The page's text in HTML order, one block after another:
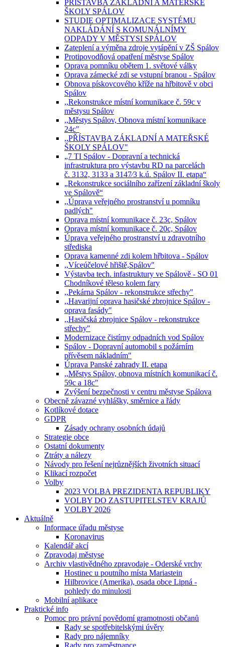
PŘÍSTAVBA ZÁKLADNÍ A MATEŘSKÉ
ŠKOLY SPÁLOV
STUDIE OPTIMALIZACE SYSTÉMU
NAKLÁDÁNÍ S KOMUNÁLNÍMY
ODPADY V MĚSTYSI SPÁLOV
Zateplení a výměna zdroje vytápění v ZŠ Spálov
Protipovodňová opatření městyse Spálov
Oprava pomníku obětem 1. světové války
Oprava zámecké zdi se vstupní branou - Spálov
Obnova pískovcového kříže na hřbitově v obci
Spálov
,,Rekonstrukce místní komunikace č. 59c v
městysu Spálov
,,Městys Spálov, Obnova místní komunikace
24c"
,,PŘÍSTAVBA ZÁKLADNÍ A MATEŘSKÉ
ŠKOLY SPÁLOV"
„7 TI Spálov - Dopravní a technická
infrastruktura pro výstavbu RD na parcelách
č. 3132, 3133 a 3147⁄3 k.ú. Spálov II. etapa“
„Rekonstrukce sociálního zařízení základní školy
ve Spálově“
,,Úprava veřejného prostranství u pomníku
padlých"
Oprava místní komunikace č. 23c, Spálov
Oprava místní komunikace č. 20c, Spálov
Úprava veřejného prostranství u zdravotního
střediska
Oprava kamenné zdi kolem hřbitova - Spálov
,,Víceúčelové hřiště,Spálov"
Výstavba tech. infastruktury ve Spálově - SO 01
Chodníkové těleso kolem fary
,,Pekárna Spálov - rekonstrukce střechy"
,,Havarijní oprava hasičské zbrojnice Spálov -
oprava fasády"
,,Hasičská zbrojnice Spálov - rekonstrukce
střechy"
Modernizace čistírny odpadních vod Spálov
Spálov - Dopravní automobil s požárním
přívěsem nákladním"
Úprava Panské zahrady II. etapa
,,Městys Spálov, obnova místních komunikací č.
59c a 18c"
Zvýšení bezpečnosti v centru městyse Spálova
Obecně závazné vyhlášky, směrnice a řády
Kotlíkové dotace
GDPR
Zásady ochrany osobních údajů
Strategie obce
Ostatní dokumenty
Ztráty a nálezy
Návody pro řešení nejrůznějších životních situací
Klikací rozpočet
Volby
2023 VOLBA PREZIDENTA REPUBLIKY
VOLBY DO ZASTUPITELSTEV KRAJŮ
VOLBY 2026
Aktuálně
Informace úřadu městyse
Koronavirus
Kalendář akcí
Zpravodaj městyse
Archiv vlastivědného zpravodaje - Oderské vrchy
Hostinec u poutního místa Mariastein
Hilbrovice (Amerika), osada obce Lipná -
pohledy do minulosti
Mobilní aplikace
Praktické info
Pomoc pro právní povědomí gramotnosti občanů
Rady se spotřebitelskými úvěry
Rady pro nájemníky
Rady pro zaměstnance